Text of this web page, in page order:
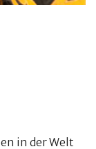
in der Welt